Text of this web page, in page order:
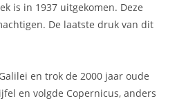
is in 1937 uitgekomen. Deze
De laatste druk van dit
en trok de 2000 jaar oude
en volgde Copernicus, anders